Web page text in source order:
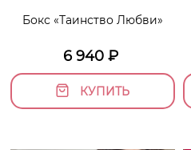
Бокс «Таинство Любви»
6 940 ₽
КУПИТЬ